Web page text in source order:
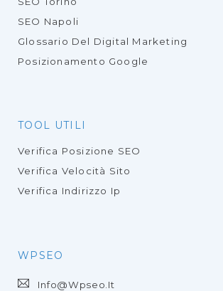
SEO Napoli
Glossario Del Digital Marketing
Posizionamento Google
TOOL UTILI
Verifica Posizione SEO
Verifica Velocità Sito
Verifica Indirizzo Ip
WPSEO
Info@wpseo.it